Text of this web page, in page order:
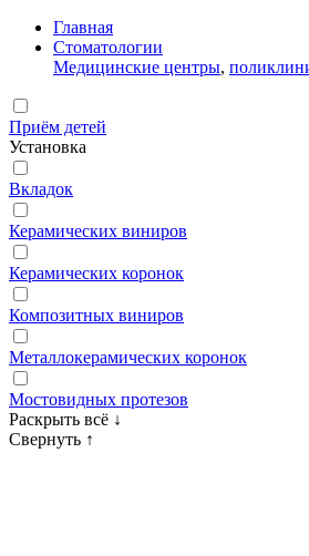
Главная
Стоматологии
Медицинские центры,
Приём детей
Установка
Вкладок
Керамических виниров
Керамических коронок
Композитных виниров
Металлокерамических коронок
Мостовидных протезов
Раскрыть всё ↓
Свернуть ↑